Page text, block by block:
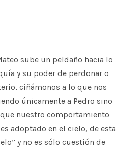
sube un peldaño hacia lo
y su poder de perdonar o
ciñámonos a lo que nos
únicamente a Pedro sino
nuestro comportamiento
adoptado en el cielo, de esta
y no es sólo cuestión de